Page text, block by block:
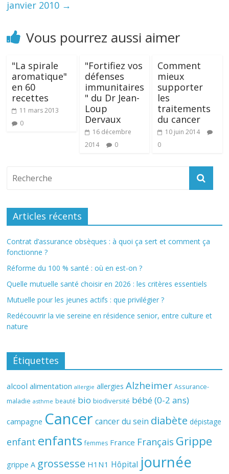
janvier 2010 →
Vous pourrez aussi aimer
"La spirale
aromatique"
en 60
recettes
11 mars 2013
0
"Fortifiez vos
défenses
immunitaires
" du Dr Jean-
Loup
Dervaux
16 décembre
2014
0
Comment
mieux
supporter
les
traitements
du cancer
10 juin 2014
0
Articles récents
Contrat d’assurance obsèques : à quoi ça sert et comment ça
fonctionne ?
Réforme du 100 % santé : où en est-on ?
Quelle mutuelle santé choisir en 2026 : les critères essentiels
Mutuelle pour les jeunes actifs : que privilégier ?
Redécouvrir la vie sereine en résidence senior, entre culture et
nature
Étiquettes
alcool alimentation allergie allergies Alzheimer Assurance-
maladie asthme beauté bio biodiversité bébé (0-2 ans)
campagne Cancer cancer du sein diabète dépistage
enfant enfants femmes France Français Grippe
grippe A grossesse H1N1 Hôpital journée